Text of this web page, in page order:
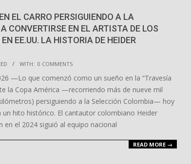
EL CARRO PERSIGUIENDO A LA
CONVERTIRSE EN EL ARTISTA DE LOS
EE.UU. LA HISTORIA DE HEIDER
WITH: 0 COMMENTS
—Lo que comenzó como un sueño en la “Travesía
la Copa América —recorriendo más de nueve mil
persiguiendo a la Selección Colombia— hoy
un hito histórico. El cantautor colombiano Heider
en el 2024 siguió al equipo nacional
READ MORE →